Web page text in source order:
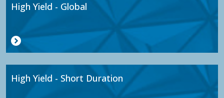
High Yield - Global
High Yield - Short Duration